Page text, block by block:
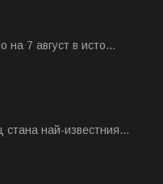
на 7 август в исто...
стана най-известния...